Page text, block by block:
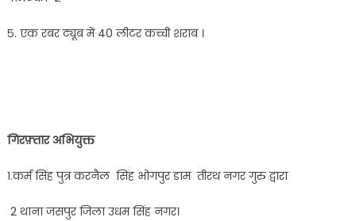
५. एक रबर ट्यूब में 40 लीटर कच्ची शराब ।
गिरफ़्तार अभियुक्त
१.कर्म सिंह पुत्र करनैल सिंह भोगपुर डाम तीरथ नगर गुरु द्वारा
2 थाना जसपुर जिला उधम सिंह नगर।